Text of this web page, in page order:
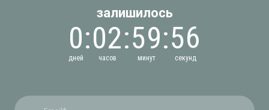
залишилось
0
дней
:02
часов
:59
минут
:56
секунд